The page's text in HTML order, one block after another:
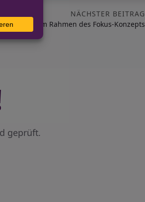
NÄCHSTER BEITRAG
Dortmund im Rahmen des Fokus-Konzepts
geprüft.